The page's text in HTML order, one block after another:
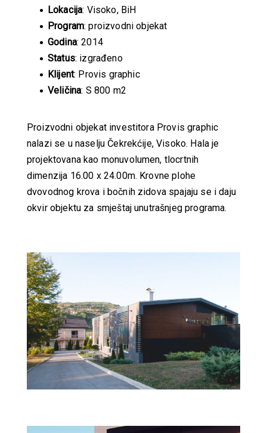
Lokacija: Visoko, BiH
Program: proizvodni objekat
Godina: 2014
Status: izgrađeno
Klijent: Provis graphic
Veličina: S 800 m2
Proizvodni objekat investitora Provis graphic
nalazi se u naselju Čekrekćije, Visoko. Hala je
projektovana kao monuvolumen, tlocrtnih
dimenzija 16.00 x 24.00m. Krovne plohe
dvovodnog krova i bočnih zidova spajaju se i daju
okvir objektu za smještaj unutrašnjeg programa.